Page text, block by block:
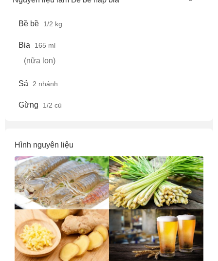
Bề bề 1/2 kg
Bia 165 ml
(nữa lon)
Sả 2 nhánh
Gừng 1/2 củ
Hình nguyên liệu